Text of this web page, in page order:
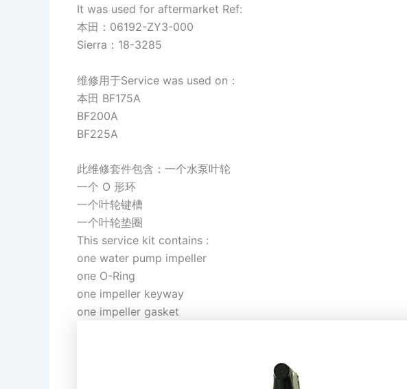
It was used for aftermarket Ref:
本田：06192-ZY3-000
Sierra：18-3285
维修用于Service was used on：
本田 BF175A
BF200A
BF225A
此维修套件包含：一个水泵叶轮
一个 O 形环
一个叶轮键槽
一个叶轮垫圈
This service kit contains :
one water pump impeller
one O-Ring
one impeller keyway
one impeller gasket